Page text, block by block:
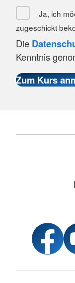
Ja, ich
zugeschickt
Die
Kenntnis